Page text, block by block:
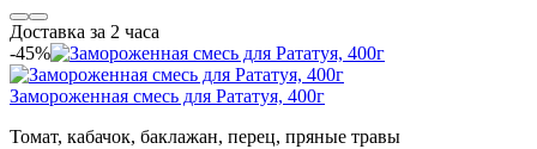
Доставка за 2 часа
-45%
Замороженная смесь для Рататуя, 400г
Томат, кабачок, баклажан, перец, пряные травы